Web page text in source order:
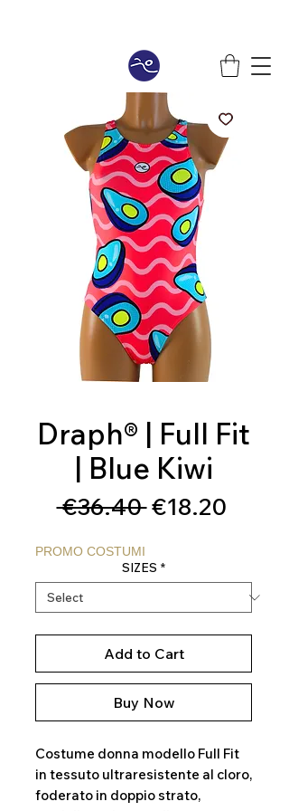
Draph® | Full Fit
| Blue Kiwi
€36.40 Regular
€18.20Sale
PROMO COSTUMI
SIZES *
Add to Cart
Buy Now
Costume donna modello Full Fit
in tessuto ultraresistente al cloro,
foderato in doppio strato,